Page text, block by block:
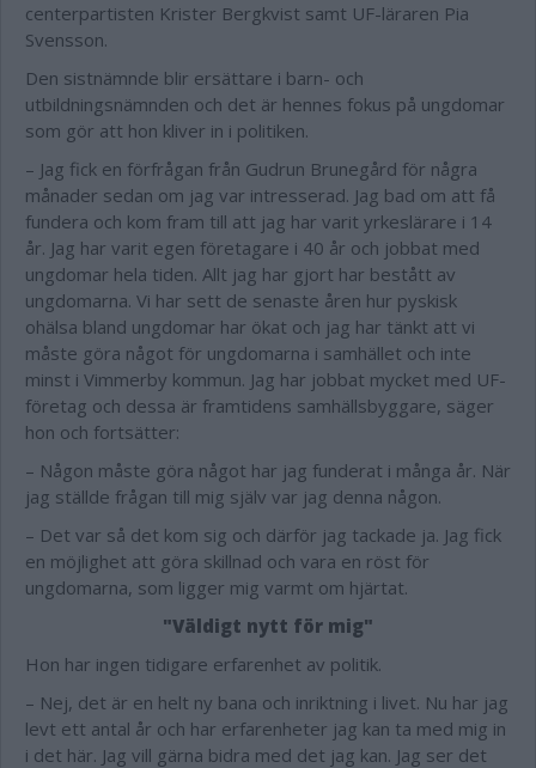
centerpartisten Krister Bergkvist samt UF-läraren Pia
Svensson.
Den sistnämnde blir ersättare i barn- och
utbildningsnämnden och det är hennes fokus på ungdomar
som gör att hon kliver in i politiken.
– Jag fick en förfrågan från Gudrun Brunegård för några
månader sedan om jag var intresserad. Jag bad om att få
fundera och kom fram till att jag har varit yrkeslärare i 14
år. Jag har varit egen företagare i 40 år och jobbat med
ungdomar hela tiden. Allt jag har gjort har bestått av
ungdomarna. Vi har sett de senaste åren hur pyskisk
ohälsa bland ungdomar har ökat och jag har tänkt att vi
måste göra något för ungdomarna i samhället och inte
minst i Vimmerby kommun. Jag har jobbat mycket med UF-
företag och dessa är framtidens samhällsbyggare, säger
hon och fortsätter:
– Någon måste göra något har jag funderat i många år. När
jag ställde frågan till mig själv var jag denna någon.
– Det var så det kom sig och därför jag tackade ja. Jag fick
en möjlighet att göra skillnad och vara en röst för
ungdomarna, som ligger mig varmt om hjärtat.
"Väldigt nytt för mig"
Hon har ingen tidigare erfarenhet av politik.
– Nej, det är en helt ny bana och inriktning i livet. Nu har jag
levt ett antal år och har erfarenheter jag kan ta med mig in
i det här. Jag vill gärna bidra med det jag kan. Jag ser det